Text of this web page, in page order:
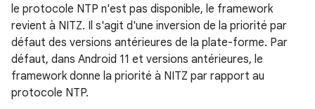
le protocole NTP n'est pas disponible, le framework
revient à NITZ. Il s'agit d'une inversion de la priorité par
défaut des versions antérieures de la plate-forme. Par
défaut, dans Android 11 et versions antérieures, le
framework donne la priorité à NITZ par rapport au
protocole NTP.